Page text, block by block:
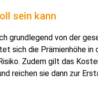
sein kann
grundlegend von der
sich die Prämienhöhe in
Zudem gilt das
reichen sie dann zur